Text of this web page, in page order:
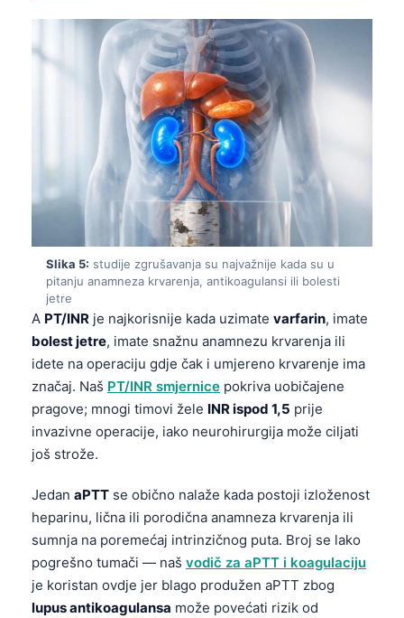
Slika 5: studije zgrušavanja su najvažnije kada su u
pitanju anamneza krvarenja, antikoagulansi ili bolesti
jetre
A PT/INR je najkorisnije kada uzimate varfarin, imate
bolest jetre, imate snažnu anamnezu krvarenja ili
idete na operaciju gdje čak i umjereno krvarenje ima
značaj. Naš PT/INR smjernice pokriva uobičajene
pragove; mnogi timovi žele INR ispod 1,5 prije
invazivne operacije, iako neurohirurgija može ciljati
još strože.
Jedan aPTT se obično nalaže kada postoji izloženost
heparinu, lična ili porodična anamneza krvarenja ili
sumnja na poremećaj intrinzičnog puta. Broj se lako
pogrešno tumači — naš vodič za aPTT i koagulaciju
je koristan ovdje jer blago produžen aPTT zbog
lupus antikoagulansa može povećati rizik od